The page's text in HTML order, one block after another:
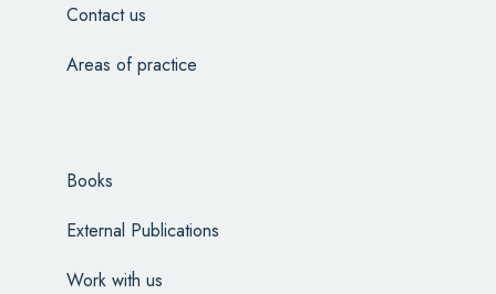
Contact us
Areas of practice
Books
External Publications
Work with us